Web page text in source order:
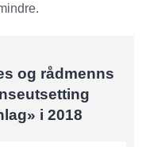
og rådmenns
i 2018